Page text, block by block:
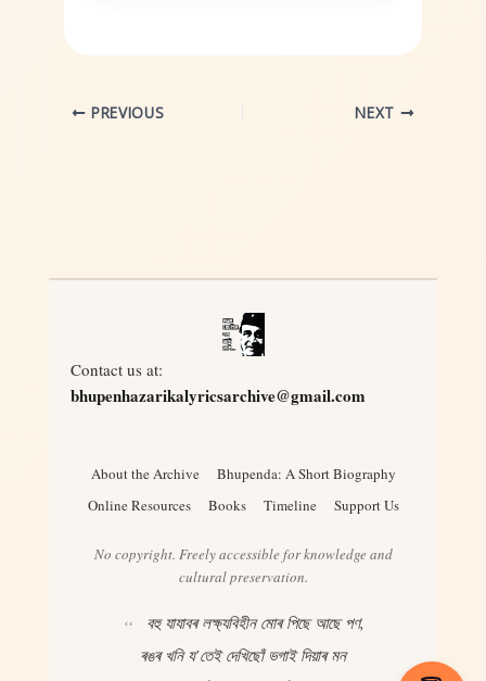
PREVIOUS NEXT
Contact us at:
bhupenhazarikalyricsarchive@gmail.com
About the Archive
Bhupenda: A Short Biography
Online Resources
Books Timeline Support Us
No copyright. Freely accessible for knowledge and
cultural preservation.
বহু যাযাবৰ লক্ষ্যবিহীন মোৰ পিছে আছে পণ,
ৰঙৰ খনি য’তেই দেখিছোঁ ভগাই দিয়াৰ মন